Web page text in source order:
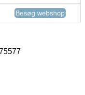
Besøg webshop